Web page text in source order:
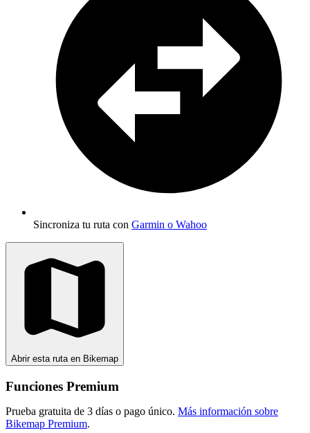
Sincroniza tu ruta con Garmin o Wahoo
Abrir esta ruta en Bikemap
Funciones Premium
Prueba gratuita de 3 días o pago único. Más información sobre
Bikemap Premium.